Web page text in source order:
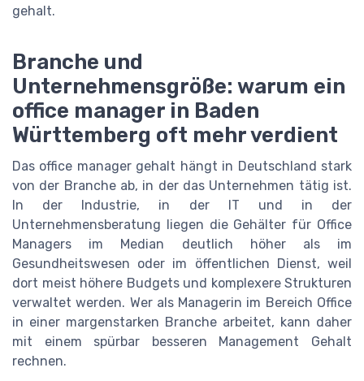
gehalt.
Branche und
Unternehmensgröße: warum ein
office manager in Baden
Württemberg oft mehr verdient
Das office manager gehalt hängt in Deutschland stark
von der Branche ab, in der das Unternehmen tätig ist.
In der Industrie, in der IT und in der
Unternehmensberatung liegen die Gehälter für Office
Managers im Median deutlich höher als im
Gesundheitswesen oder im öffentlichen Dienst, weil
dort meist höhere Budgets und komplexere Strukturen
verwaltet werden. Wer als Managerin im Bereich Office
in einer margenstarken Branche arbeitet, kann daher
mit einem spürbar besseren Management Gehalt
rechnen.